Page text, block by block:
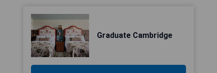
Graduate Cambridge